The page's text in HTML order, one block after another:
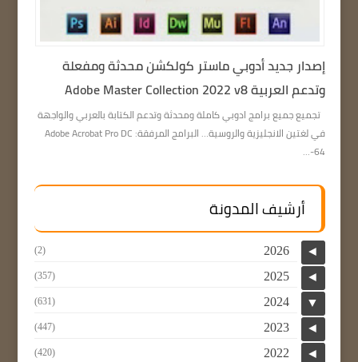
إصدار جديد أدوبي ماستر كولكشن محدثة ومفعلة
وتدعم العربية Adobe Master Collection 2022 v8
تجميع جميع برامج ادوبي كاملة ومحدثة وتدعم الكتابة بالعربي والواجهة
في لغتين الانجليزية والروسية… البرامج المرفقة: Adobe Acrobat Pro DC
64-...
أرشيف المدونة
◄
2026
(2)
◄
2025
(357)
▼
2024
(631)
◄
2023
(447)
◄
2022
(420)